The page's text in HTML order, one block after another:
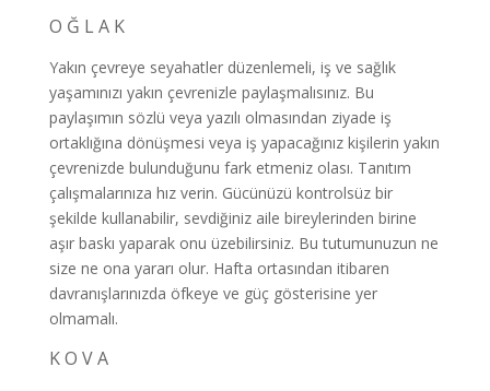
O Ğ L A K
Yakın çevreye seyahatler düzenlemeli, iş ve sağlık
yaşamınızı yakın çevrenizle paylaşmalısınız. Bu
paylaşımın sözlü veya yazılı olmasından ziyade iş
ortaklığına dönüşmesi veya iş yapacağınız kişilerin yakın
çevrenizde bulunduğunu fark etmeniz olası. Tanıtım
çalışmalarınıza hız verin. Gücünüzü kontrolsüz bir
şekilde kullanabilir, sevdiğiniz aile bireylerinden birine
aşır baskı yaparak onu üzebilirsiniz. Bu tutumunuzun ne
size ne ona yararı olur. Hafta ortasından itibaren
davranışlarınızda öfkeye ve güç gösterisine yer
olmamalı.
K O V A